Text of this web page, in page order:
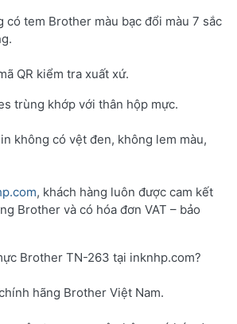
có tem Brother màu bạc đổi màu 7 sắc
QR kiểm tra xuất xứ.
trùng khớp với thân hộp mực.
không có vệt đen, không lem màu,
, khách hàng luôn được cam kết
Brother và có hóa đơn VAT – bảo
Brother TN-263 tại inknhp.com?
hãng Brother Việt Nam.